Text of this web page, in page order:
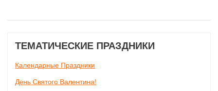
ТЕМАТИЧЕСКИЕ ПРАЗДНИКИ
Календарные Праздники
День Святого Валентина!